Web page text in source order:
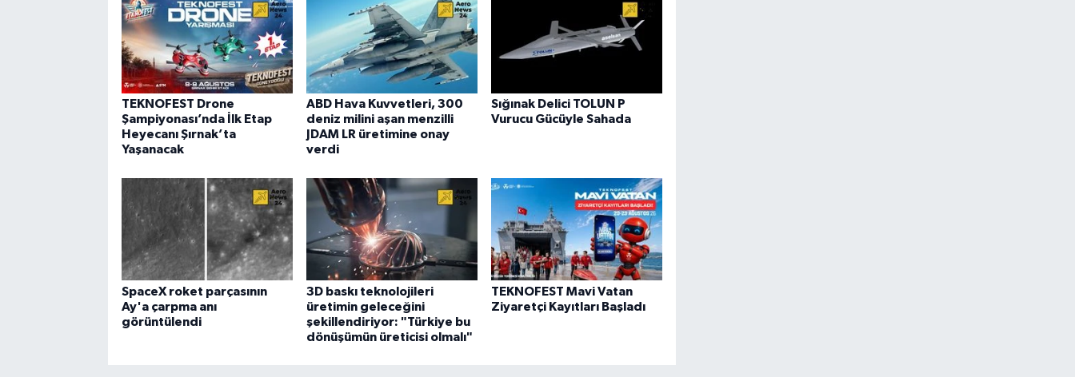
TEKNOFEST Drone
Şampiyonası’nda İlk Etap
Heyecanı Şırnak’ta
Yaşanacak
ABD Hava Kuvvetleri, 300
deniz milini aşan menzilli
JDAM LR üretimine onay
verdi
Sığınak Delici TOLUN P
Vurucu Gücüyle Sahada
SpaceX roket parçasının
Ay'a çarpma anı
görüntülendi
3D baskı teknolojileri
üretimin geleceğini
şekillendiriyor: "Türkiye bu
dönüşümün üreticisi olmalı"
TEKNOFEST Mavi Vatan
Ziyaretçi Kayıtları Başladı